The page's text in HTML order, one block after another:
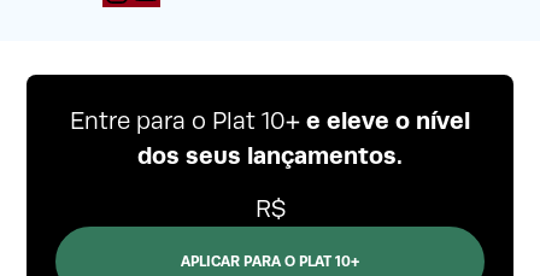
Entre para o Plat 10+ e eleve o nível
dos seus lançamentos.
R$
APLICAR PARA O PLAT 10+